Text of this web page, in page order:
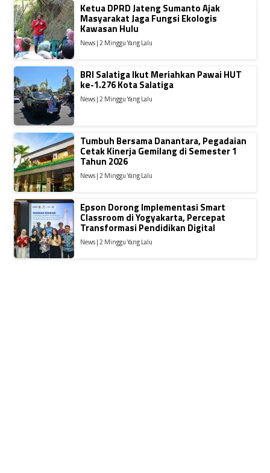
Ketua DPRD Jateng Sumanto Ajak
Masyarakat Jaga Fungsi Ekologis
Kawasan Hulu
News | 2 Minggu Yang Lalu
BRI Salatiga Ikut Meriahkan Pawai HUT
ke-1.276 Kota Salatiga
News | 2 Minggu Yang Lalu
Tumbuh Bersama Danantara, Pegadaian
Cetak Kinerja Gemilang di Semester 1
Tahun 2026
News | 2 Minggu Yang Lalu
Epson Dorong Implementasi Smart
Classroom di Yogyakarta, Percepat
Transformasi Pendidikan Digital
News | 2 Minggu Yang Lalu